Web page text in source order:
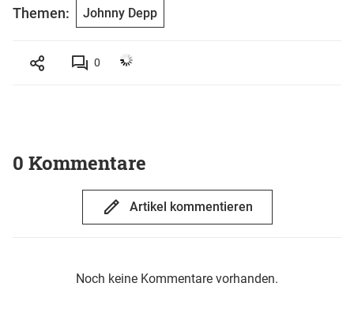
Themen: Johnny Depp
0
0 Kommentare
Artikel kommentieren
Noch keine Kommentare vorhanden.